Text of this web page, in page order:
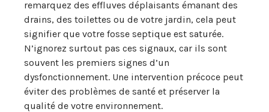
remarquez des effluves déplaisants émanant des
drains, des toilettes ou de votre jardin, cela peut
signifier que votre fosse septique est saturée.
N’ignorez surtout pas ces signaux, car ils sont
souvent les premiers signes d’un
dysfonctionnement. Une intervention précoce peut
éviter des problèmes de santé et préserver la
qualité de votre environnement.